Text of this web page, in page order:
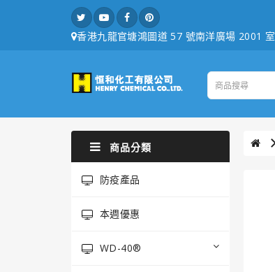
香港九龍官塘鴻圖道 57 號南洋廣場 2001 室
商品分類
防疫產品
本週優惠
WD-40®